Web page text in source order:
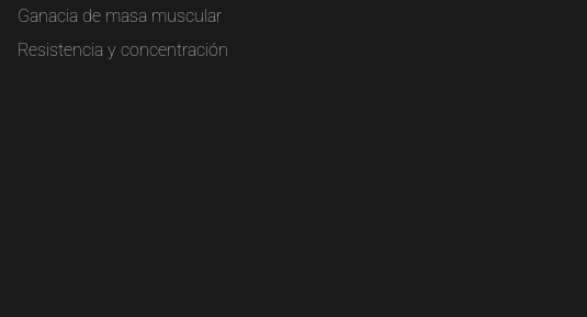
Ganacia de masa muscular
Resistencia y concentración